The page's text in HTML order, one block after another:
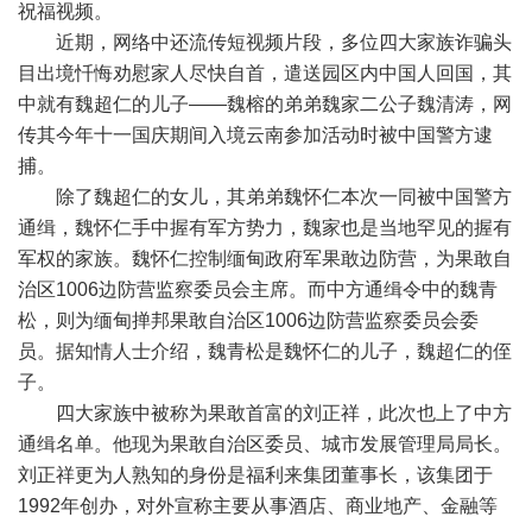
祝福视频。
近期，网络中还流传短视频片段，多位四大家族诈骗头
目出境忏悔劝慰家人尽快自首，遣送园区内中国人回国，其
中就有魏超仁的儿子——魏榕的弟弟魏家二公子魏清涛，网
传其今年十一国庆期间入境云南参加活动时被中国警方逮
捕。
除了魏超仁的女儿，其弟弟魏怀仁本次一同被中国警方
通缉，魏怀仁手中握有军方势力，魏家也是当地罕见的握有
军权的家族。魏怀仁控制缅甸政府军果敢边防营，为果敢自
治区1006边防营监察委员会主席。而中方通缉令中的魏青
松，则为缅甸掸邦果敢自治区1006边防营监察委员会委
员。据知情人士介绍，魏青松是魏怀仁的儿子，魏超仁的侄
子。
四大家族中被称为果敢首富的刘正祥，此次也上了中方
通缉名单。他现为果敢自治区委员、城市发展管理局局长。
刘正祥更为人熟知的身份是福利来集团董事长，该集团于
1992年创办，对外宣称主要从事酒店、商业地产、金融等